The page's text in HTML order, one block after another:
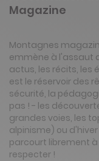
Magazine
Montagnes
emmène à l'assaut
actus, les récits, les
est le réservoir des
sécurité, la
pas ! - les
grandes voies, les
alpinisme) ou
parcourt librement
respecter !